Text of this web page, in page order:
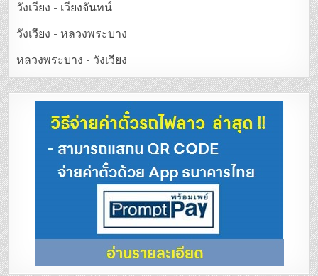
วังเวียง - เวียงจันทน์
วังเวียง - หลวงพระบาง
หลวงพระบาง - วังเวียง